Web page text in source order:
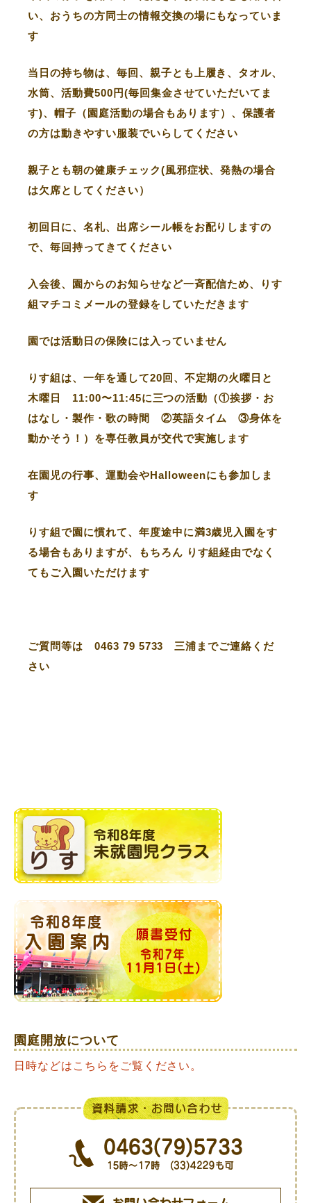
い、おうちの方同士の情報交換の場にもなっていま
す
当日の持ち物は、毎回、親子とも上履き、タオル、
水筒、活動費500円(毎回集金させていただいてま
す)、帽子（園庭活動の場合もあります）、保護者
の方は動きやすい服装でいらしてください
親子とも朝の健康チェック(風邪症状、発熱の場合
は欠席としてください）
初回日に、名札、出席シール帳をお配りしますの
で、毎回持ってきてください
入会後、園からのお知らせなど一斉配信ため、りす
組マチコミメールの登録をしていただきます
園では活動日の保険には入っていません
りす組は、一年を通して20回、 不定期の火曜日と
木曜日 11:00〜11:45に三つの活動（①挨拶・お
はなし・製作・歌の時間 ②英語タイム ③身体を
動かそう！）を専任教員が交代で実施します
在園児の行事、運動会やHalloweenにも参加しま
す
りす組で園に慣れて、年度途中に満3歳児入園をす
る場合もありますが、もちろん りす組経由でなく
てもご入園いただけます
ご質問等は 0463 79 5733 三浦までご連絡くだ
さい
園庭開放について
日時などはこちらをご覧ください。